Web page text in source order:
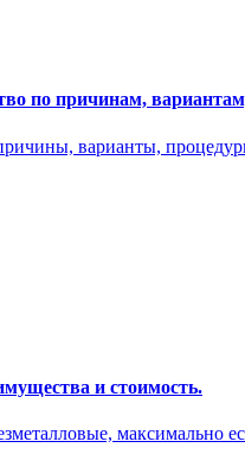
по причинам,
варианты,
и стоимость.
максимально